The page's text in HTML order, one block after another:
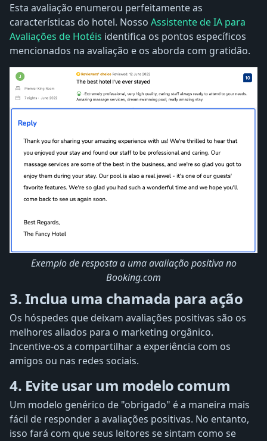
Esta avaliação enumerou perfeitamente as
características do hotel. Nosso Assistente de IA para
Avaliações de Hotéis identifica os pontos específicos
mencionados na avaliação e os aborda com gratidão.
Exemplo de resposta a uma avaliação positiva no
Booking.com
3. Inclua uma chamada para ação
Os hóspedes que deixam avaliações positivas são os
melhores aliados para o marketing orgânico.
Incentive-os a compartilhar a experiência com os
amigos ou nas redes sociais.
4. Evite usar um modelo comum
Um modelo genérico de "obrigado" é a maneira mais
fácil de responder a avaliações positivas. No entanto,
isso fará com que seus leitores se sintam como se